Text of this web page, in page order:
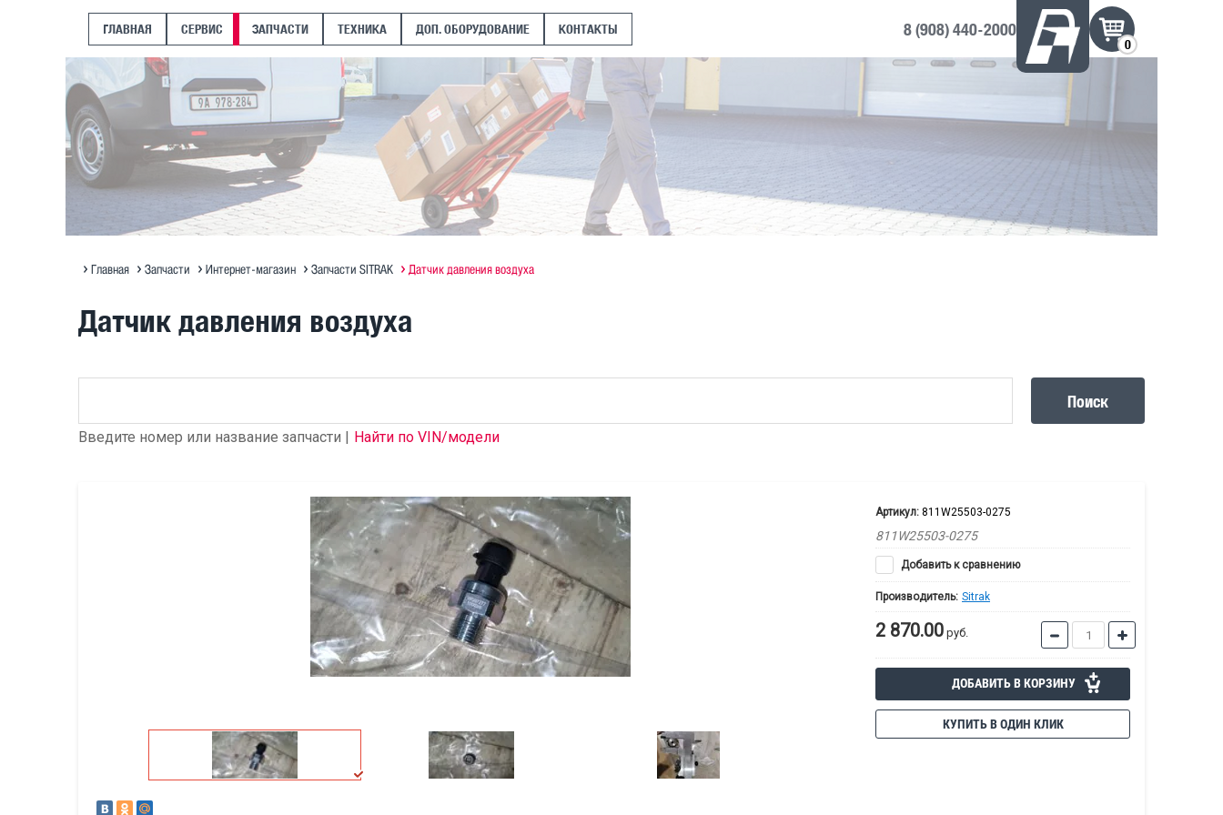
ГЛАВНАЯ СЕРВИС ЗАПЧАСТИ ТЕХНИКА ДОП. ОБОРУДОВАНИЕ КОНТАКТЫ 8 (908) 440-2000
0
Главная Запчасти Интернет-магазин Запчасти SITRAK Датчик давления воздуха
Датчик давления воздуха
Поиск
Введите номер или название запчасти | Найти по VIN/модели
Артикул: 811W25503-0275
811W25503-0275
Добавить к сравнению
Производитель: Sitrak
2 870.00 руб.
ДОБАВИТЬ В КОРЗИНУ
КУПИТЬ В ОДИН КЛИК